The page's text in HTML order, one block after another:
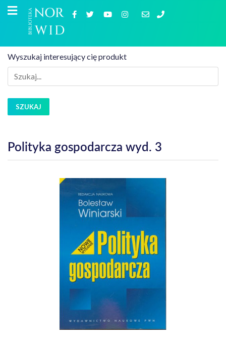
Wyszukaj interesujący cię produkt
SZUKAJ
Polityka gospodarcza wyd. 3